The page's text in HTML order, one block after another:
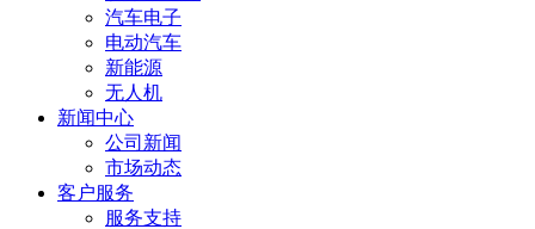
汽车电子
电动汽车
新能源
无人机
新闻中心
公司新闻
市场动态
客户服务
服务支持